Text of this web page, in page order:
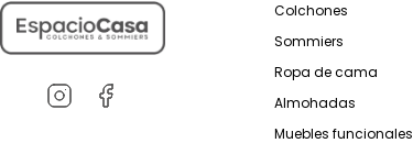
Colchones
Sommiers
Ropa de cama
Almohadas
Muebles funcionales